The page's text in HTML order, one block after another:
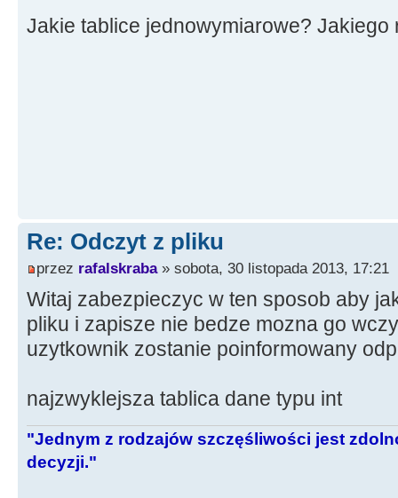
Jakie tablice jednowymiarowe? Jakiego
Re: Odczyt z pliku
przez rafalskraba» sobota, 30 listopada 2013, 17:21
Witaj zabezpieczyc w ten sposob aby
pliku i zapisze nie bedze mozna go
uzytkownik zostanie poinformowany
najzwyklejsza tablica dane typu int
"Jednym z rodzajów szczęśliwości jest
decyzji."